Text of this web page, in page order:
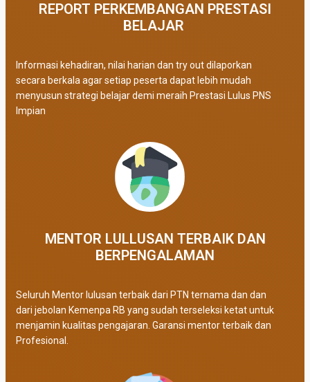
REPORT PERKEMBANGAN PRESTASI
BELAJAR ​
Informasi kehadiran, nilai harian dan try out dilaporkan
secara berkala agar setiap peserta dapat lebih mudah
menyusun strategi belajar demi meraih Prestasi Lulus PNS
Impian
MENTOR LULLUSAN TERBAIK DAN
BERPENGALAMAN
Seluruh Mentor lulusan terbaik dari PTN ternama dan dan
dari jebolan Kemenpa RB yang sudah terseleksi ketat untuk
menjamin kualitas pengajaran. Garansi mentor terbaik dan
Profesional.